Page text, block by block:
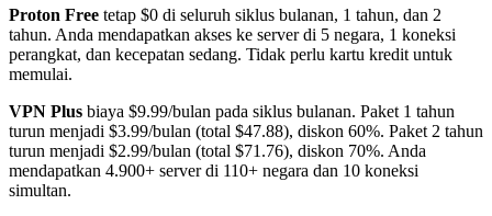
Proton Free tetap $0 di seluruh siklus bulanan, 1 tahun, dan 2
tahun. Anda mendapatkan akses ke server di 5 negara, 1 koneksi
perangkat, dan kecepatan sedang. Tidak perlu kartu kredit untuk
memulai.
VPN Plus biaya $9.99/bulan pada siklus bulanan. Paket 1 tahun
turun menjadi $3.99/bulan (total $47.88), diskon 60%. Paket 2 tahun
turun menjadi $2.99/bulan (total $71.76), diskon 70%. Anda
mendapatkan 4.900+ server di 110+ negara dan 10 koneksi
simultan.